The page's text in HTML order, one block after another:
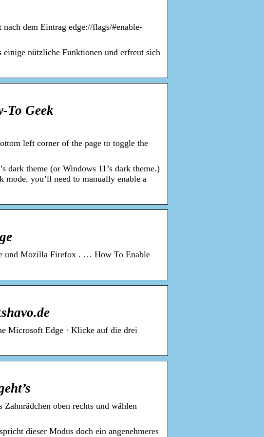
dem Eintrag edge://flags/#enable-
nützliche Funktionen und erfreut sich
To Geek
left corner of the page to toggle the
dark theme (or Windows 11’s dark theme.)
you’ll need to manually enable a
und Mozilla Firefox . … How To Enable
Microsoft Edge · Klicke auf die drei
oben rechts und wählen
dieser Modus doch ein angenehmeres